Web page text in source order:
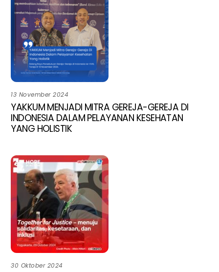
13 November 2024
YAKKUM MENJADI MITRA GEREJA-GEREJA DI
INDONESIA DALAM PELAYANAN KESEHATAN
YANG HOLISTIK
30 Oktober 2024